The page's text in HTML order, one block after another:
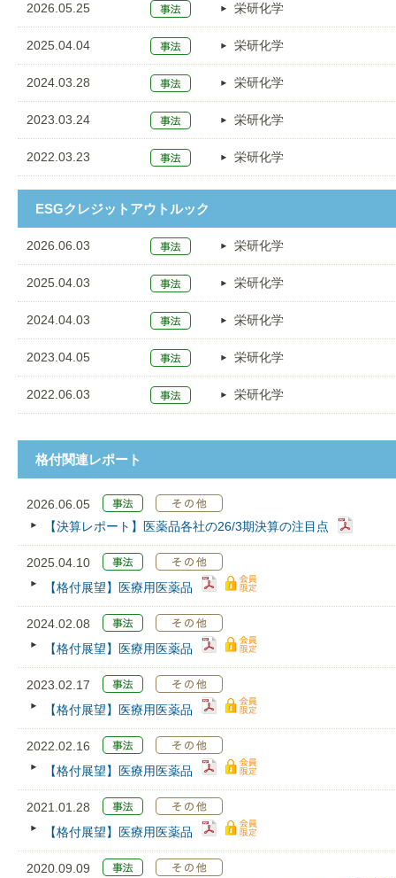
2026.05.25 栄研化学
2025.04.04 栄研化学
2024.03.28 栄研化学
2023.03.24 栄研化学
2022.03.23 栄研化学
ESGクレジットアウトルック
2026.06.03 栄研化学
2025.04.03 栄研化学
2024.04.03 栄研化学
2023.04.05 栄研化学
2022.06.03 栄研化学
格付関連レポート
2026.06.05
【決算レポート】医薬品各社の26/3期決算の注目点
2025.04.10
【格付展望】医療用医薬品
2024.02.08
【格付展望】医療用医薬品
2023.02.17
【格付展望】医療用医薬品
2022.02.16
【格付展望】医療用医薬品
2021.01.28
【格付展望】医療用医薬品
2020.09.09